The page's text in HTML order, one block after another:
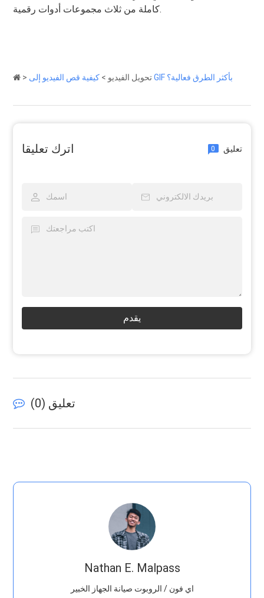
كاملة من ثلاث مجموعات أدوات رقمية.
> تحويل الفيديو > كيفية قص الفيديو إلى GIF بأكثر الطرق فعالية؟
اترك تعليقا 0 تعليق
يقدم
تعليق ( 0
)
Nathan E. Malpass
اي فون / الروبوت صيانة الجهاز الخبير